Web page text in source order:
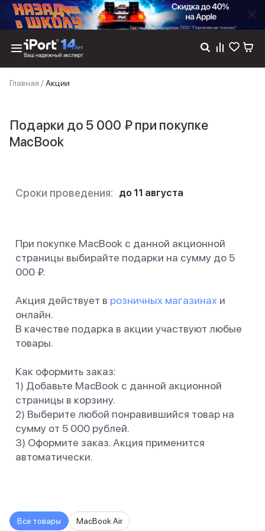
Dyson
Стайлеры
Баннер доставка
iPhone 17 Pro
iPhone 17 Pro Max
Баннер доставка
iPhone
Баннер ПВЗ
iPhone Air
iPhone 17
iPhone 17 Pro Max
iPhone 17 Pro
iPhone 17
iPhone 17e
iPhone 16e
Главная /Акции
Подарки до 5 000 ₽ при покупке
MacBook
Сроки проведения: до 11 августа
При покупке MacBook с данной акционной
страницы выбирайте подарки на сумму до 5
000 ₽.
Акция действует в розничных магазинах и
онлайн.
В качестве подарка в акции участвуют любые
товары.
Как оформить заказ:
1) Добавьте MacBook с данной акционной
страницы в корзину.
2) Выберите любой понравившийся товар на
сумму от 5 000 рублей.
3) Оформите заказ. Акция применится
автоматически.
Все товары MacBook Air